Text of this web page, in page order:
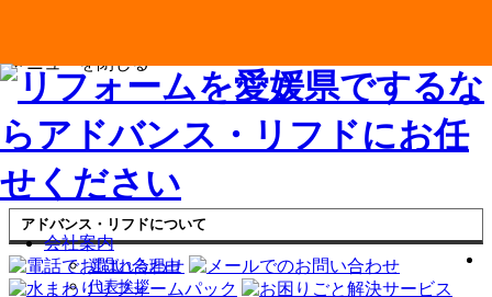
会社案内
選ばれる理由
代表挨拶
メニューを閉じる
アドバンス・リフドについて